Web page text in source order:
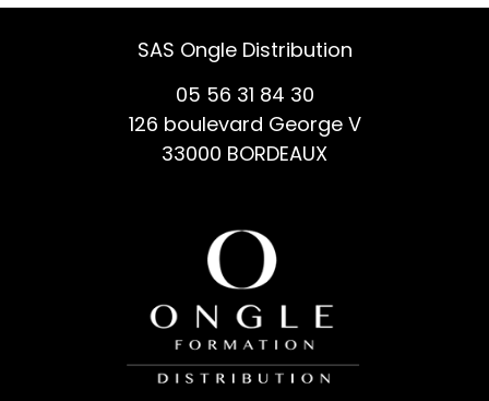
SAS Ongle Distribution
05 56 31 84 30
126 boulevard George V
33000 BORDEAUX